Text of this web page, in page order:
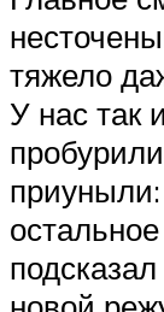
тяжело
У нас так
приуныли: